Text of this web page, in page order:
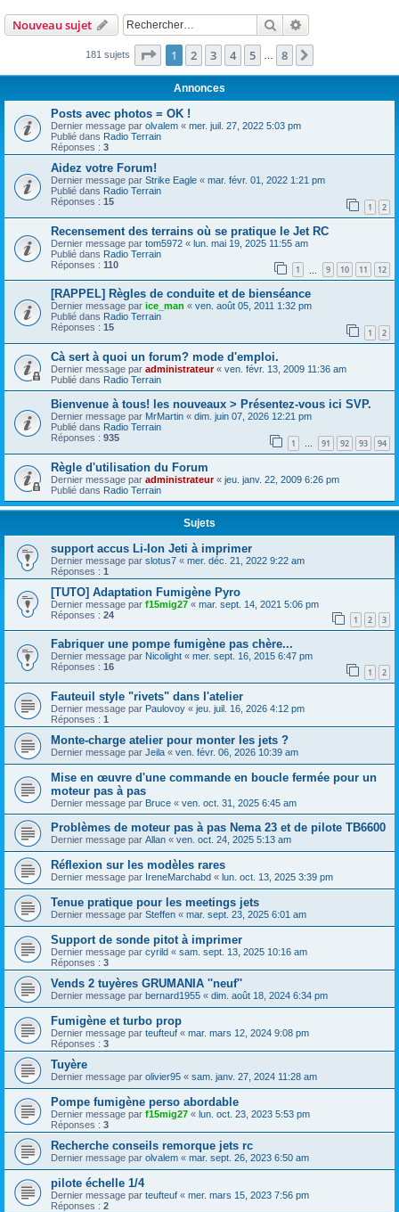
Nouveau sujet Rechercher
181 sujets Page 1sur8
1 2 3 4 5 8
Annonces
Posts avec photos = OK !
Dernier message par olvalem « mer. juil. 27, 2022 5:03 pm
Publié dans Radio Terrain
Réponses : 3
Aidez votre Forum!
Dernier message par Strike Eagle « mar. févr. 01, 2022 1:21 pm
Publié dans Radio Terrain
Réponses : 15 1 2
Recensement des terrains où se pratique le Jet RC
Dernier message par tom5972 « lun. mai 19, 2025 11:55 am
Publié dans Radio Terrain
Réponses : 110 1 9 10 11 12
[RAPPEL] Règles de conduite et de bienséance
Dernier message par ice_man « ven. août 05, 2011 1:32 pm
Publié dans Radio Terrain
Réponses : 15 1 2
Cà sert à quoi un forum? mode d'emploi.
Dernier message par administrateur« ven. févr. 13, 2009 11:36 am
Publié dans Radio Terrain
Bienvenue à tous! les nouveaux > Présentez-vous ici SVP.
Dernier message par MrMartin « dim. juin 07, 2026 12:21 pm
Publié dans Radio Terrain
Réponses : 935 1 … 91 92 93 94
Règle d'utilisation du Forum
Dernier message par administrateur« jeu. janv. 22, 2009 6:26 pm
Publié dans Radio Terrain
Sujets
support accus Li-Ion Jeti à imprimer
Dernier message par slotus7 « mer. déc. 21, 2022 9:22 am
Réponses : 1
[TUTO] Adaptation Fumigène Pyro
Dernier message par f15mig27 « mar. sept. 14, 2021 5:06 pm
Réponses : 24 1 2 3
Fabriquer une pompe fumigène pas chère...
Dernier message par Nicolight « mer. sept. 16, 2015 6:47 pm
Réponses : 16 1 2
Fauteuil style "rivets" dans l'atelier
Dernier message par Paulovoy « jeu. juil. 16, 2026 4:12 pm
Réponses : 1
Monte-charge atelier pour monter les jets ?
Dernier message par Jeila « ven. févr. 06, 2026 10:39 am
Mise en œuvre d'une commande en boucle fermée pour un
moteur pas à pas
Dernier message par Bruce « ven. oct. 31, 2025 6:45 am
Problèmes de moteur pas à pas Nema 23 et de pilote TB6600
Dernier message par Allan « ven. oct. 24, 2025 5:13 am
Réflexion sur les modèles rares
Dernier message par IreneMarchabd « lun. oct. 13, 2025 3:39 pm
Tenue pratique pour les meetings jets
Dernier message par Steffen « mar. sept. 23, 2025 6:01 am
Support de sonde pitot à imprimer
Dernier message par cyrild « sam. sept. 13, 2025 10:16 am
Réponses : 3
Vends 2 tuyères GRUMANIA ''neuf''
Dernier message par bernard1955 « dim. août 18, 2024 6:34 pm
Fumigène et turbo prop
Dernier message par teufteuf « mar. mars 12, 2024 9:08 pm
Réponses : 3
Tuyère
Dernier message par olivier95 « sam. janv. 27, 2024 11:28 am
Pompe fumigène perso abordable
Dernier message par f15mig27 « lun. oct. 23, 2023 5:53 pm
Réponses : 3
Recherche conseils remorque jets rc
Dernier message par olvalem « mar. sept. 26, 2023 6:50 am
pilote échelle 1/4
Dernier message par teufteuf « mer. mars 15, 2023 7:56 pm
Réponses : 2